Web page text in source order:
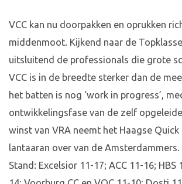
VCC kan nu doorpakken en oprukken
middenmoot. Kijkend naar de
uitsluitend de professionals die grote
VCC is in de breedte sterker dan de
het batten is nog ‘work in progress’,
ontwikkelingsfase van de zelf
winst van VRA neemt het Haagse
lantaaran over van de Amsterdammers.
Stand: Excelsior 11-17; ACC 11-16; HBS